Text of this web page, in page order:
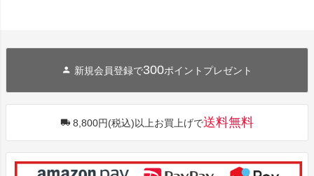
新規会員登録で300ポイントプレゼント
8,800円(税込)以上お買上げで送料無料